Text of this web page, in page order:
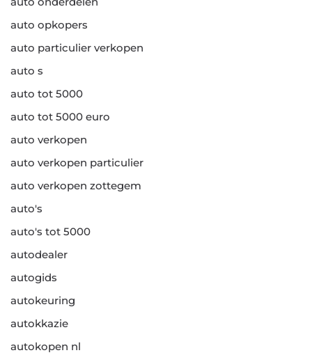
auto opkopers
auto particulier verkopen
auto s
auto tot 5000
auto tot 5000 euro
auto verkopen
auto verkopen particulier
auto verkopen zottegem
auto's
auto's tot 5000
autodealer
autogids
autokeuring
autokkazie
autokopen nl